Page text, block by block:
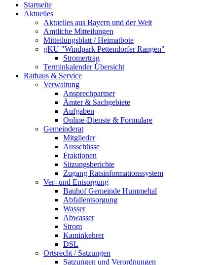
Startseite
Aktuelles
Aktuelles aus Bayern und der Welt
Amtliche Mitteilungen
Mitteilungsblatt / Heimatbote
gKU "Windpark Pettendorfer Rangen"
Stromertrag
Terminkalender Übersicht
Rathaus & Service
Verwaltung
Ansprechpartner
Ämter & Sachgebiete
Aufgaben
Online-Dienste & Formulare
Gemeinderat
Mitglieder
Ausschüsse
Fraktionen
Sitzungsberichte
Zugang Ratsinformationssystem
Ver- und Entsorgung
Bauhof Gemeinde Hummeltal
Abfallentsorgung
Wasser
Abwasser
Strom
Kaminkehrer
DSL
Ortsrecht / Satzungen
Satzungen und Verordnungen